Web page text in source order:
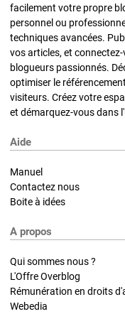
facilement votre propre
personnel ou
techniques avancées.
vos articles, et
blogueurs passionnés.
optimiser le
visiteurs. Créez votre
et démarquez-vous dans
Aide
Manuel
Contactez nous
Boite à idées
A propos
Qui sommes nous ?
L'Offre Overblog
Rémunération en droits
Webedia